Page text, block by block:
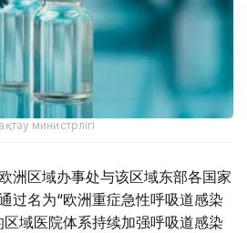
министрлігі
洲区域办事处与该区域东部各国家
过名为“欧洲重症急性呼吸道感染
域医院体系持续加强呼吸道感染